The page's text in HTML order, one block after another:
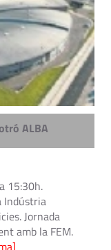
ALBA
15:30h.
Indústria
Jornada
amb la FEM.